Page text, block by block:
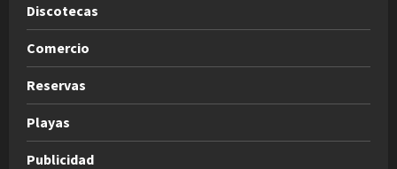
Discotecas
Comercio
Reservas
Playas
Publicidad